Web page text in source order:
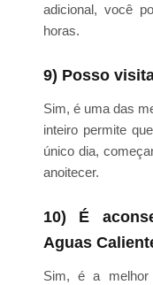
adicional, você
horas.
9) Posso
Sim, é uma das
inteiro permite
único dia,
anoitecer.
10) É
Aguas
Sim, é a